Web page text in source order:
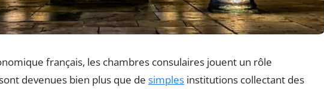
français, les chambres consulaires jouent un rôle
devenues bien plus que de simples institutions collectant des